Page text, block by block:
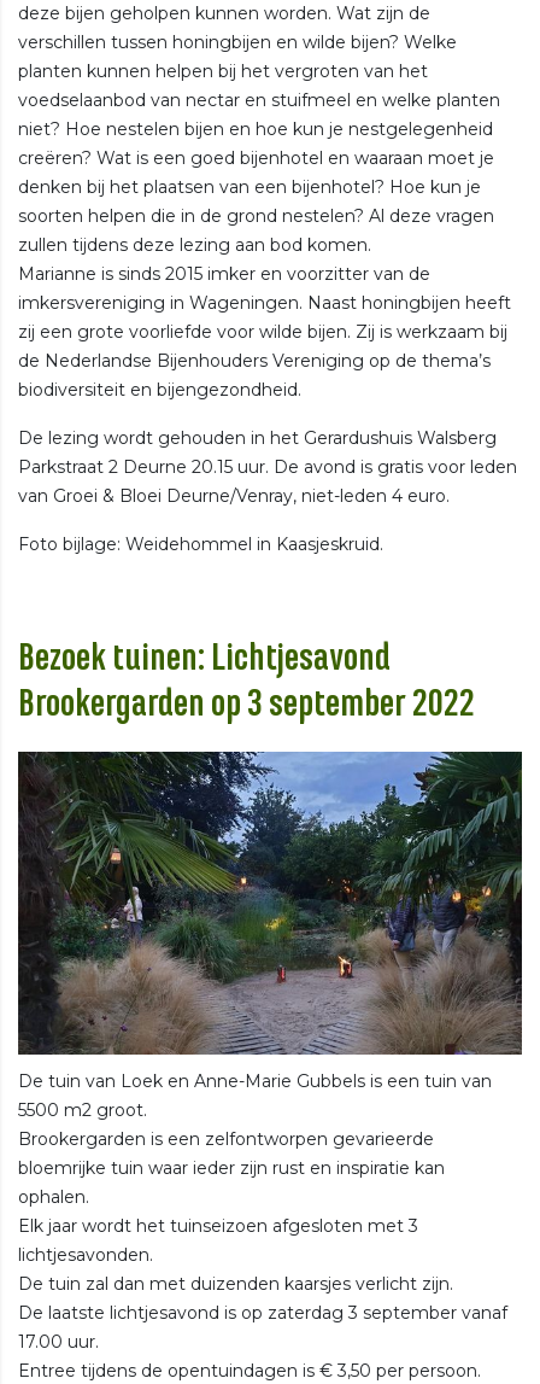
deze bijen geholpen kunnen worden. Wat zijn de
verschillen tussen honingbijen en wilde bijen? Welke
planten kunnen helpen bij het vergroten van het
voedselaanbod van nectar en stuifmeel en welke planten
niet? Hoe nestelen bijen en hoe kun je nestgelegenheid
creëren? Wat is een goed bijenhotel en waaraan moet je
denken bij het plaatsen van een bijenhotel? Hoe kun je
soorten helpen die in de grond nestelen? Al deze vragen
zullen tijdens deze lezing aan bod komen.
Marianne is sinds 2015 imker en voorzitter van de
imkersvereniging in Wageningen. Naast honingbijen heeft
zij een grote voorliefde voor wilde bijen. Zij is werkzaam bij
de Nederlandse Bijenhouders Vereniging op de thema’s
biodiversiteit en bijengezondheid.
De lezing wordt gehouden in het Gerardushuis Walsberg
Parkstraat 2 Deurne 20.15 uur. De avond is gratis voor leden
van Groei & Bloei Deurne/Venray, niet-leden 4 euro.
Foto bijlage: Weidehommel in Kaasjeskruid.
Bezoek tuinen: Lichtjesavond
Brookergarden op 3 september 2022
De tuin van Loek en Anne-Marie Gubbels is een tuin van
5500 m2 groot.
Brookergarden is een zelfontworpen gevarieerde
bloemrijke tuin waar ieder zijn rust en inspiratie kan
ophalen.
Elk jaar wordt het tuinseizoen afgesloten met 3
lichtjesavonden.
De tuin zal dan met duizenden kaarsjes verlicht zijn.
De laatste lichtjesavond is op zaterdag 3 september vanaf
17.00 uur.
Entree tijdens de opentuindagen is € 3,50 per persoon.